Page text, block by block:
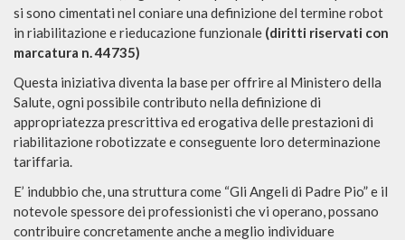
si sono cimentati nel coniare una definizione del termine robot
in riabilitazione e rieducazione funzionale (diritti riservati con
marcatura n. 44735)
Questa iniziativa diventa la base per offrire al Ministero della
Salute, ogni possibile contributo nella definizione di
appropriatezza prescrittiva ed erogativa delle prestazioni di
riabilitazione robotizzate e conseguente loro determinazione
tariffaria.
E’ indubbio che, una struttura come “Gli Angeli di Padre Pio” e il
notevole spessore dei professionisti che vi operano, possano
contribuire concretamente anche a meglio individuare